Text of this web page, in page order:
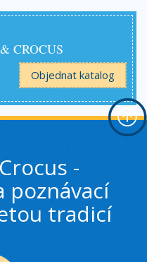
CROCUS
Objednat katalog
-
poznávací
tradicí